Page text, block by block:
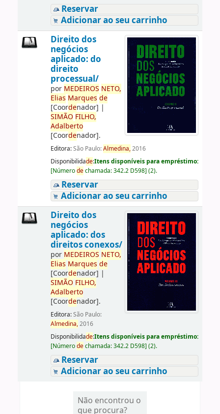
Reservar
Adicionar ao seu carrinho
Direito dos
negócios
aplicado: do
direito
processual/
por MEDEIROS NETO,
Elias Marques de
[Coordenador] |
SIMÃO FILHO,
Adalberto
[Coordenador].
Editora:São Paulo:Almedina,2016
Disponibilidade:Itens disponíveis para empréstimo:
[Númerodechamada:342.2 D598] (2).
Reservar
Adicionar ao seu carrinho
Direito dos
negócios
aplicado: dos
direitos conexos/
por MEDEIROS NETO,
Elias Marques de
[Coordenador] |
SIMÃO FILHO,
Adalberto
[Coordenador].
Editora:São Paulo:
Almedina,2016
Disponibilidade:Itens disponíveis para empréstimo:
[Númerodechamada:342.2 D598] (2).
Reservar
Adicionar ao seu carrinho
Não encontrou o
que procura?